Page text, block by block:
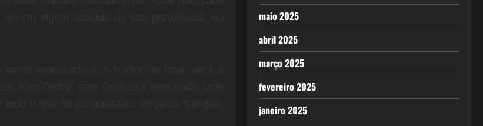
maio 2025
abril 2025
março 2025
fevereiro 2025
janeiro 2025